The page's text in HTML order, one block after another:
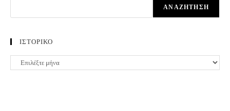
ΑΝΑΖΉΤΗΣΗ
ΙΣΤΟΡΙΚΟ
ΙΣΤΟΡΙΚΟ